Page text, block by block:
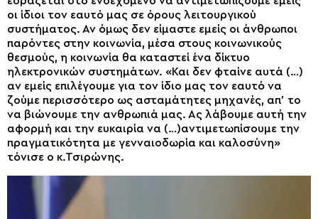
οι ίδιοι τον εαυτό μας σε όρους λειτουργικού
συστήματος. Αν όμως δεν είμαστε εμείς οι άνθρωποι
παρόντες στην κοινωνία, μέσα στους κοινωνικούς
θεσμούς, η κοινωνία θα καταστεί ένα δίκτυο
ηλεκτρονικών συστημάτων. «Και δεν φταίνε αυτά (…)
αν εμείς επιλέγουμε για τον ίδιο μας τον εαυτό να
ζούμε περισσότερο ως ασταμάτητες μηχανές, απ’ το
να βιώνουμε την ανθρωπιά μας. Ας λάβουμε αυτή την
αφορμή και την ευκαιρία να (…)αντιμετωπίσουμε την
πραγματικότητα με γενναιοδωρία και καλοσύνη»
τόνισε ο κ.Τσιρώνης.